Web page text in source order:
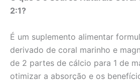
2:1?
É um suplemento alimentar
derivado de coral marinho e
de 2 partes de cálcio para 1 de
otimizar a absorção e os